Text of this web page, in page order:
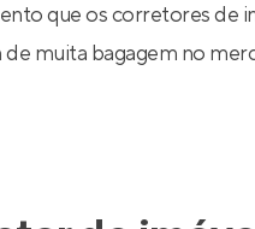
que os corretores de
muita bagagem no